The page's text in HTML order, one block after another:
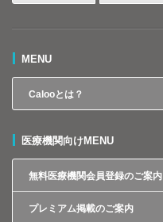
MENU
Calooとは？
医療機関向けMENU
無料医療機関会員登録のご案内
プレミアム掲載のご案内